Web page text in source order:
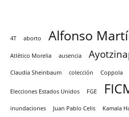
4T aborto Alfonso
Atlético Morelia ausencia
Claudia Sheinbaum colección Coppola
Elecciones Estados Unidos FGE
inundaciones Juan Pablo Celis Kamala